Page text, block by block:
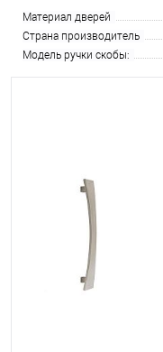
Материал дверей
Страна производитель
Модель ручки скобы: